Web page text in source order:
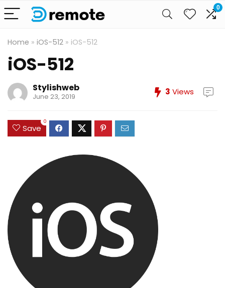
0
Home » iOS-512 » iOS-512
iOS-512
Stylishweb
June 23, 2019 3 Views
Save
0